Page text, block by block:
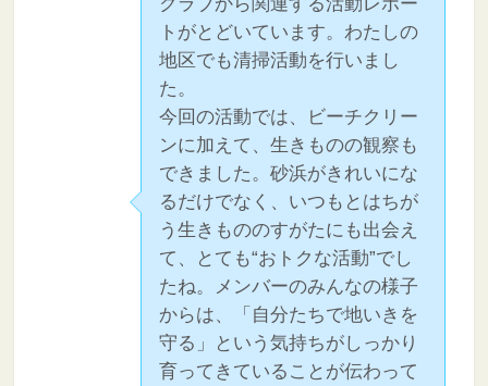
トがとどいています。わたしの
地区でも清掃活動を行いまし
た。
今回の活動では、ビーチクリー
ンに加えて、生きものの観察も
できました。砂浜がきれいにな
るだけでなく、いつもとはちが
う生きもののすがたにも出会え
て、とても“おトクな活動”でし
たね。メンバーのみんなの様子
からは、「自分たちで地いきを
守る」という気持ちがしっかり
育ってきていることが伝わって